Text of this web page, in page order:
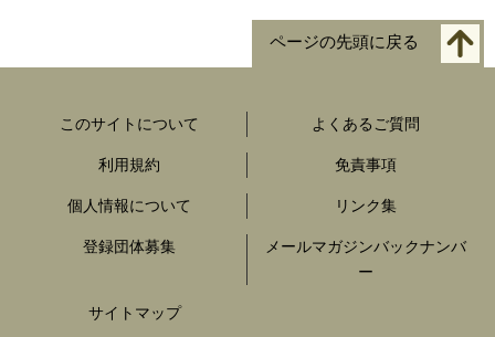
ページの先頭に戻る
このサイトについて よくあるご質問
利用規約 免責事項
個人情報について リンク集
登録団体募集
メールマガジンバックナンバ
ー
サイトマップ